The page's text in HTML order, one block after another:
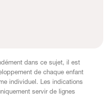
dans ce sujet, il est
de chaque enfant
individuel. Les indications
servir de lignes